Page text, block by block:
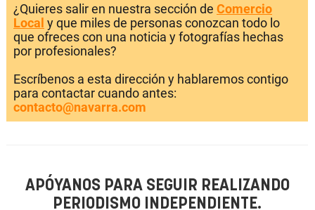
¿Quieres salir en nuestra sección de Comercio
Local y que miles de personas conozcan todo lo
que ofreces con una noticia y fotografías hechas
por profesionales?
Escríbenos a esta dirección y hablaremos contigo
para contactar cuando antes:
contacto@navarra.com
APÓYANOS PARA SEGUIR REALIZANDO
PERIODISMO INDEPENDIENTE.